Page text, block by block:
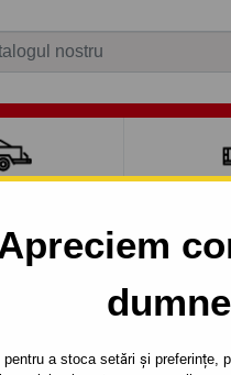
a stoca setări și preferințe,
2007 -
- sistem semidemontabil